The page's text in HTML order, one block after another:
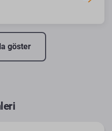
göster